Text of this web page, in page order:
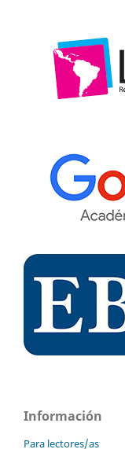
Información
Para lectores/as